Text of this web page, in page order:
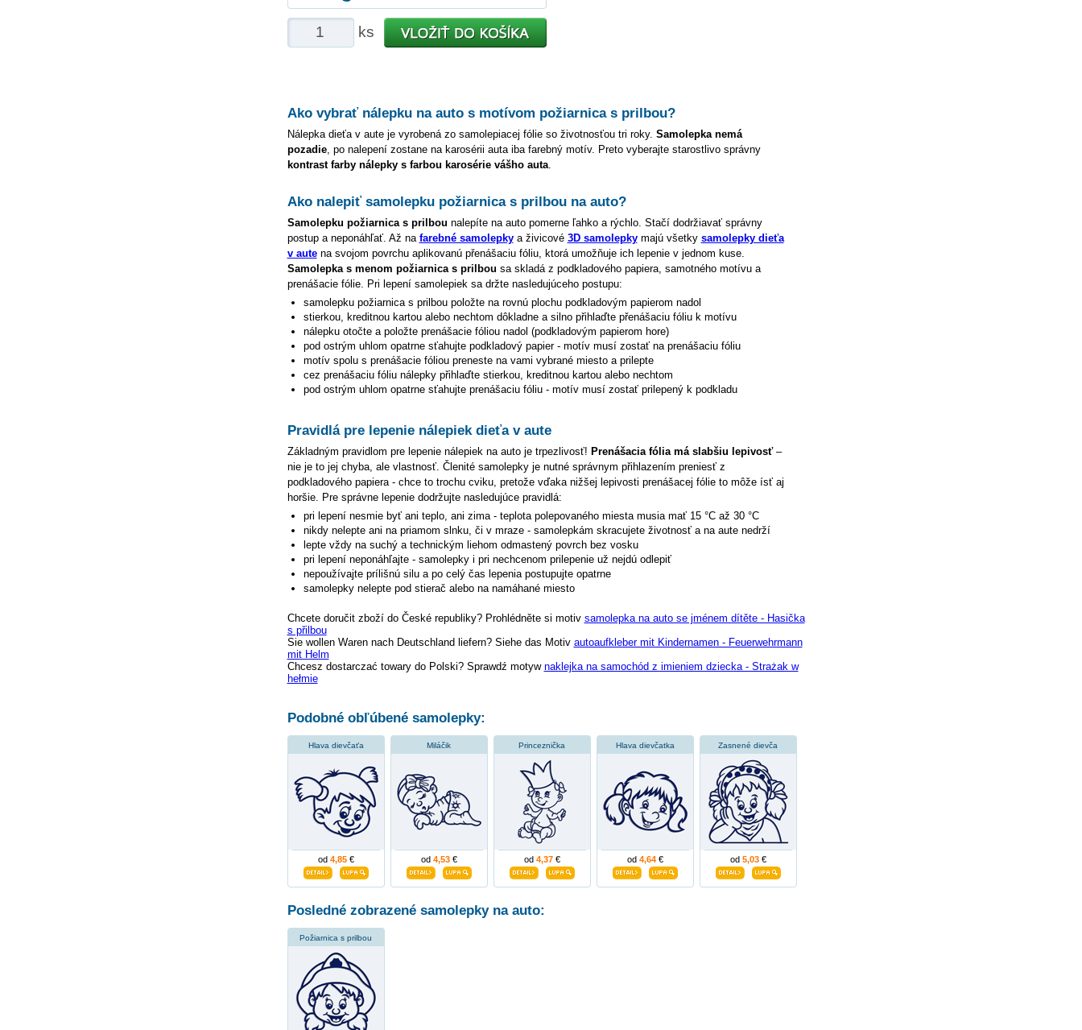
ks
Ako vybrať nálepku na auto s motívom požiarnica s prilbou?
Nálepka dieťa v aute je vyrobená zo samolepiacej fólie so životnosťou tri roky. Samolepka nemá
pozadie, po nalepení zostane na karosérii auta iba farebný motív. Preto vyberajte starostlivo správny
kontrast farby nálepky s farbou karosérie vášho auta.
Ako nalepiť samolepku požiarnica s prilbouna auto?
Samolepku požiarnica s prilbou nalepíte na auto pomerne ľahko a rýchlo. Stačí dodržiavať správny
postup a neponáhľať. Až na farebné samolepkya živicové 3D samolepkymajú všetky samolepky dieťa
v autena svojom povrchu aplikovanú přenášaciu fóliu, ktorá umožňuje ich lepenie v jednom kuse.
Samolepka s menom požiarnica s prilbou sa skladá z podkladového papiera, samotného motívu a
prenášacie fólie. Pri lepení samolepiek sa držte nasledujúceho postupu:
samolepku požiarnica s prilboupoložte na rovnú plochu podkladovým papierom nadol
stierkou, kreditnou kartou alebo nechtom dôkladne a silno přihlaďte přenášaciu fóliu k motívu
nálepku otočte a položte prenášacie fóliou nadol (podkladovým papierom hore)
pod ostrým uhlom opatrne sťahujte podkladový papier - motív musí zostať na prenášaciu fóliu
motív spolu s prenášacie fóliou preneste na vami vybrané miesto a prilepte
cez prenášaciu fóliu nálepky přihlaďte stierkou, kreditnou kartou alebo nechtom
pod ostrým uhlom opatrne sťahujte prenášaciu fóliu - motív musí zostať prilepený k podkladu
Pravidlá pre lepenie nálepiek dieťa v aute
Základným pravidlom pre lepenie nálepiek na auto je trpezlivosť! Prenášacia fólia má slabšiu lepivosť–
nie je to jej chyba, ale vlastnosť. Členité samolepky je nutné správnym přihlazením preniesť z
podkladového papiera - chce to trochu cviku, pretože vďaka nižšej lepivosti prenášacej fólie to môže ísť aj
horšie. Pre správne lepenie dodržujte nasledujúce pravidlá:
pri lepení nesmie byť ani teplo, ani zima - teplota polepovaného miesta musia mať 15 °C až 30 °C
nikdy nelepte ani na priamom slnku, či v mraze - samolepkám skracujete životnosť a na aute nedrží
lepte vždy na suchý a technickým liehom odmastený povrch bez vosku
pri lepení neponáhľajte - samolepky i pri nechcenom prilepenie už nejdú odlepiť
nepoužívajte prílišnú silu a po celý čas lepenia postupujte opatrne
samolepky nelepte pod stierač alebo na namáhané miesto
Chcete doručit zboží do České republiky? Prohlédněte si motiv samolepka na auto se jménem dítěte - Hasička
s přilbou
Sie wollen Waren nach Deutschland liefern? Siehe das Motiv autoaufkleber mit Kindernamen - Feuerwehrmann
mit Helm
Chcesz dostarczać towary do Polski? Sprawdź motyw naklejka na samochód z imieniem dziecka - Strażak w
hełmie
Podobné obľúbené samolepky:
Hlava dievčaťa
od 4,85€
Miláčik
od 4,53€
Princeznička
od 4,37€
Hlava dievčatka
od 4,64€
Zasnené dievča
od 5,03€
Posledné zobrazené samolepky na auto:
Požiarnica s prilbou